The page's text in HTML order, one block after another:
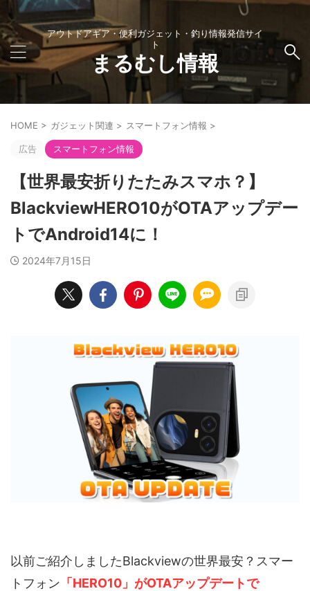
アウトドアギア・便利ガジェット・釣り情報発信サイ
ト
まるむし情報
HOME > ガジェット関連 > スマートフォン情報 >
広告 スマートフォン情報
【世界最安折りたたみスマホ？】
BlackviewHERO10がOTAアップデー
トでAndroid14に！
2024年7月15日
以前ご紹介しましたBlackviewの世界最安？スマー
トフォン 「HERO10」がOTAアップデートで